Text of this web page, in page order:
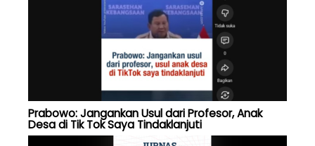
Prabowo: Jangankan Usul dari Profesor, Anak
Desa di Tik Tok Saya Tindaklanjuti